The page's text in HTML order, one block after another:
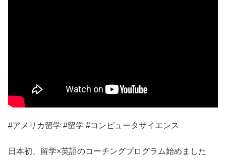
#アメリカ留学 #留学 #コンピュータサイエンス
日本初、留学×英語のコーチングプログラム始めました